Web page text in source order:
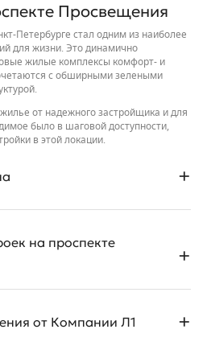
Просвещения
Петербурге стал одним из наиболее
для жизни. Это динамично
жилые комплексы комфорт- и
с обширными зелеными
от надежного застройщика и для
было в шаговой доступности,
в этой локации.
для жизни в Санкт-Петербурге.
от новостроек — парки Сосновка и
жилом комплексе «Лондон Парк».
на проспекте
«Поэт», главное преимущество
от Компании Л1